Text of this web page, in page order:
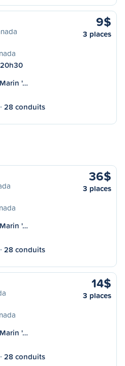
9$
3 places
'…
28 conduits
36$
3 places
'…
28 conduits
14$
3 places
'…
28 conduits